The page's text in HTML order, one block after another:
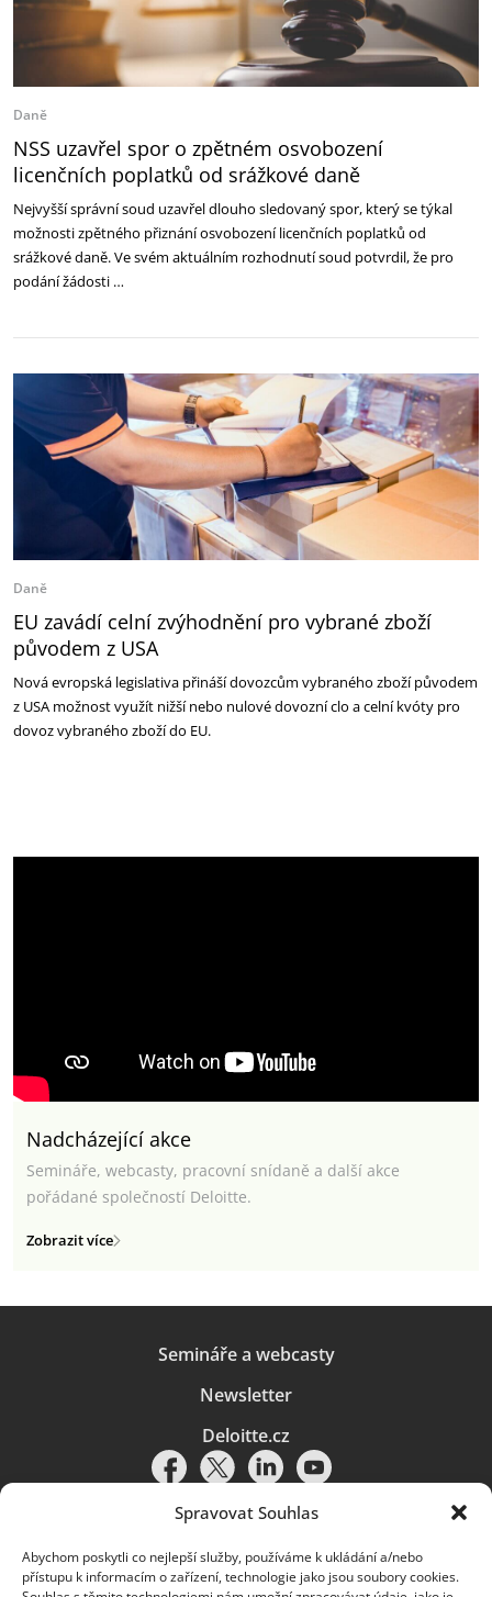
Spravovat Souhlas
Abychom poskytli co nejlepší služby, používáme k ukládání a/nebo
přístupu k informacím o zařízení, technologie jako jsou soubory cookies.
Daně
NSS uzavřel spor o zpětném osvobození
licenčních poplatků od srážkové daně
Nejvyšší správní soud uzavřel dlouho sledovaný spor, který se týkal
možnosti zpětného přiznání osvobození licenčních poplatků od
srážkové daně. Ve svém aktuálním rozhodnutí soud potvrdil, že pro
podání žádosti …
Daně
EU zavádí celní zvýhodnění pro vybrané zboží
původem z USA
Nová evropská legislativa přináší dovozcům vybraného zboží původem
z USA možnost využít nižší nebo nulové dovozní clo a celní kvóty pro
dovoz vybraného zboží do EU.
Nadcházející akce
Semináře, webcasty, pracovní snídaně a další akce
pořádané společností Deloitte.
Zobrazit více
Semináře a webcasty
Newsletter
Deloitte.cz
Pravidla používání|Ochrana osobních údajů|Soubory cookies |
Deloitte.cz